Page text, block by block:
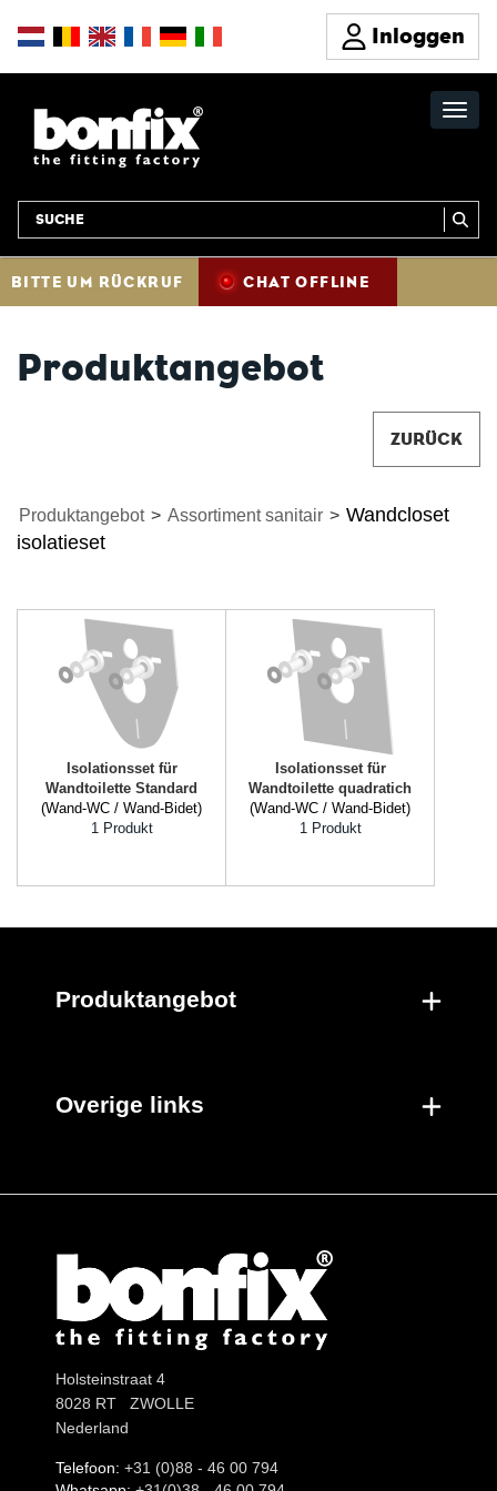
Inloggen
BITTE UM RÜCKRUF CHAT OFFLINE
Produktangebot
ZURÜCK
Produktangebot > Assortiment sanitair > Wandcloset
isolatieset
Isolationsset für
Wandtoilette Standard
(Wand-WC / Wand-Bidet)
1 Produkt
Isolationsset für
Wandtoilette quadratich
(Wand-WC / Wand-Bidet)
1 Produkt
Produktangebot
Overige links
Holsteinstraat 4
8028 RT ZWOLLE
Nederland
Telefoon: +31 (0)88 - 46 00 794